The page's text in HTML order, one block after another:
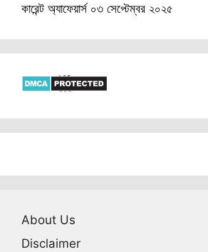
কারেন্ট অ্যাফেয়ার্স ০৩ সেপ্টেম্বর ২০২৫
About Us
Disclaimer